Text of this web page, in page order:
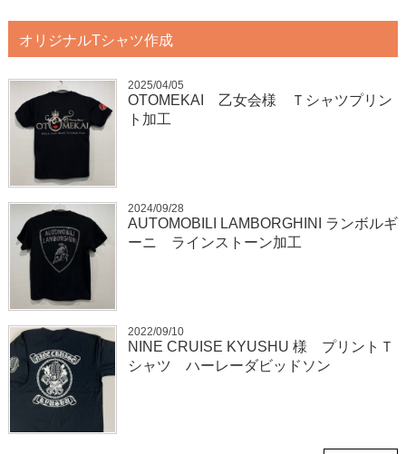
オリジナルTシャツ作成
2025/04/05
OTOMEKAI 乙女会様 Ｔシャツプリン
ト加工
2024/09/28
AUTOMOBILI LAMBORGHINI ランボルギ
ーニ ラインストーン加工
2022/09/10
NINE CRUISE KYUSHU 様 プリントＴ
シャツ ハーレーダビッドソン